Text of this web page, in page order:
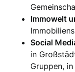
Immowelt
Social
in
Gruppen,